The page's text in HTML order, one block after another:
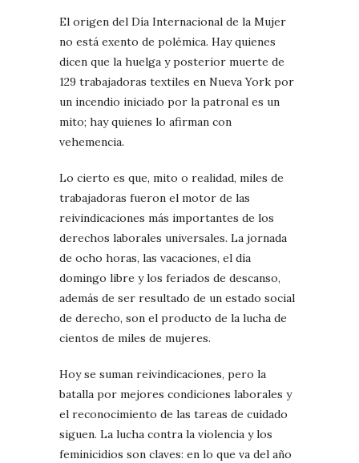
El origen del Día Internacional de la Mujer
no está exento de polémica. Hay quienes
dicen que la huelga y posterior muerte de
129 trabajadoras textiles en Nueva York por
un incendio iniciado por la patronal es un
mito; hay quienes lo afirman con
vehemencia.
Lo cierto es que, mito o realidad, miles de
trabajadoras fueron el motor de las
reivindicaciones más importantes de los
derechos laborales universales. La jornada
de ocho horas, las vacaciones, el día
domingo libre y los feriados de descanso,
además de ser resultado de un estado social
de derecho, son el producto de la lucha de
cientos de miles de mujeres.
Hoy se suman reivindicaciones, pero la
batalla por mejores condiciones laborales y
el reconocimiento de las tareas de cuidado
siguen. La lucha contra la violencia y los
feminicidios son claves: en lo que va del año